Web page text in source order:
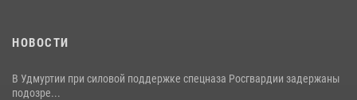
НОВОСТИ
В Удмуртии при силовой поддержке спецназа Росгвардии задержаны
подозре...